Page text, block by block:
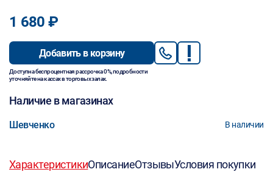
1 680 ₽
Добавить в корзину
Доступна беспроцентная рассрочка 0%, подробности
уточняйте на кассах в торговых залах.
Наличие в магазинах
Шевченко В наличии
ХарактеристикиОписаниеОтзывыУсловия покупки